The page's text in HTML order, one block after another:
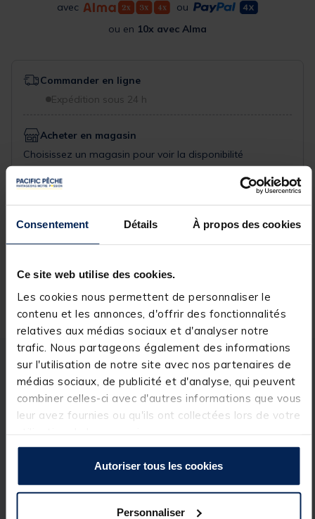
Consentement Détails À propos des cookies
Ce site web utilise des cookies.
Les cookies nous permettent de personnaliser le
contenu et les annonces, d'offrir des fonctionnalités
relatives aux médias sociaux et d'analyser notre
trafic. Nous partageons également des informations
sur l'utilisation de notre site avec nos partenaires de
médias sociaux, de publicité et d'analyse, qui peuvent
combiner celles-ci avec d'autres informations que vous
leur avez fournies ou qu'ils ont collectées lors de votre
Autoriser tous les cookies
Personnaliser
avec
ou
ou en 10x avec Alma
Commander en ligne
Expédition sous 24 h
Acheter en magasin
Choisissez un magasin pour voir la disponibilité
Rechercher votre magasin
Réserver en ligne et payer en magasin
Retour gratuit, 1 mois pour changer d’avis
Description Spécifications
Description & détails
Description
sangle de fixation. Bac renforcé haute résistance.